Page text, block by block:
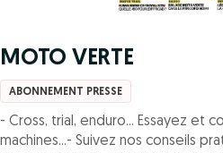
MOTO VERTE
ABONNEMENT PRESSE
- Cross, trial, enduro... Essayez et
machines...- Suivez nos conseils